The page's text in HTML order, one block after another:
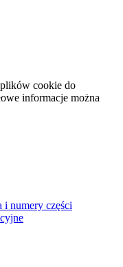
cookie do
informacje można
i numery części